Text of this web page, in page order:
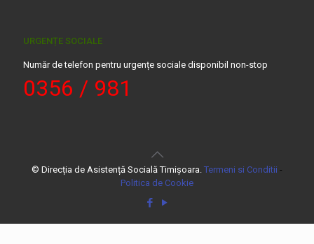
URGENȚE SOCIALE
Număr de telefon pentru urgențe sociale disponibil non-stop
0356 / 981
© Direcția de Asistență Socială Timișoara. Termeni si Conditii -
Politica de Cookie